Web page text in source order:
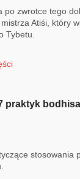
po zwrotce tego
Atiśi, który
Tybetu.
praktyk
stosowania